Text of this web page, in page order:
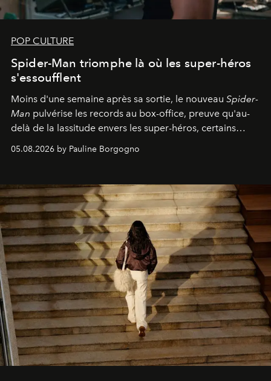
POP CULTURE
Spider-Man triomphe là où les super-héros
s'essoufflent
Moins d'une semaine après sa sortie, le nouveau Spider-
Man pulvérise les records au box-office, preuve qu'au-
delà de la lassitude envers les super-héros, certains
personnages continuent de susciter une ferveur intacte.
05.08.2026 by Pauline Borgogno